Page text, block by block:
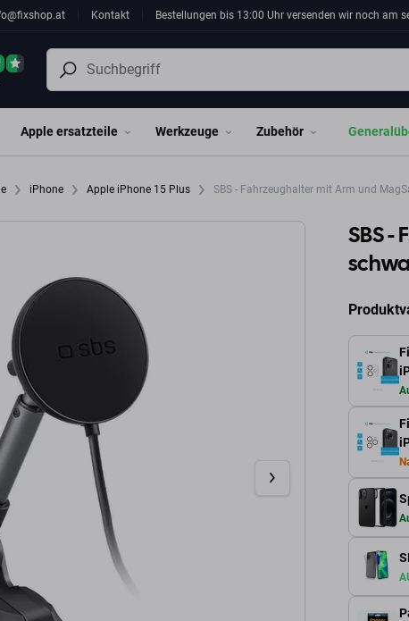
Kontakt Bestellungen bis 13:00 Uhr versenden wir noch am
Apple ersatzteile Werkzeuge Zubehör
iPhone Apple iPhone 15 Plus SBS - Fahrzeughalter mit Arm und
SBS -